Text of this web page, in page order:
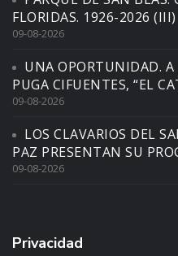
FLORIDAS. 1926-2026 (III)
09-08-2026
UNA OPORTUNIDAD. A
PUGA CIFUENTES, “EL
09-08-2026
LOS CLAVARIOS DEL
PAZ PRESENTAN SU
09-08-2026
Privacidad